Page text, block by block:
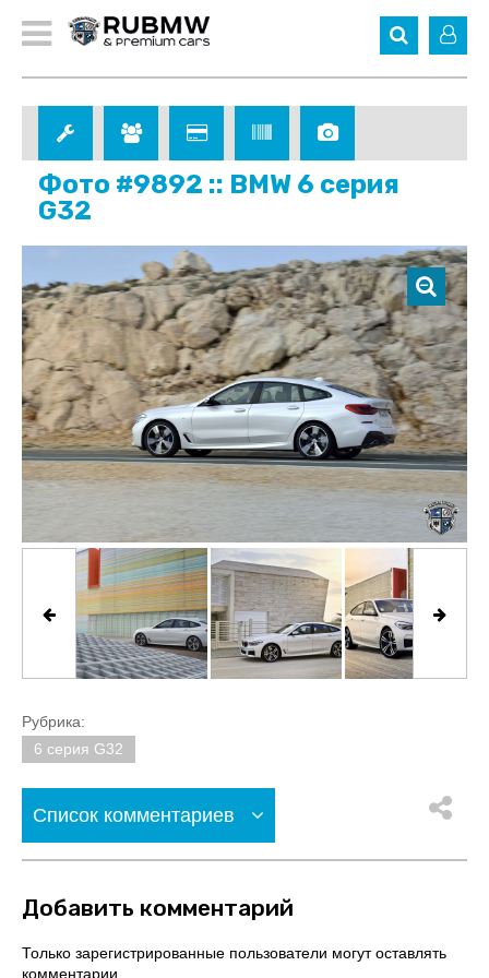
Фото #9892 :: BMW 6 серия
G32
Рубрика:
6 серия G32
Список комментариев
Добавить комментарий
Только зарегистрированные пользователи могут оставлять
комментарии.